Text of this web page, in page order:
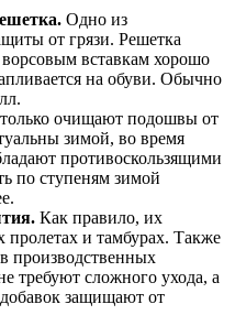
Одно из
от грязи. Решетка
вставкам хорошо
на обуви. Обычно
очищают подошвы от
зимой, во время
противоскользящими
по ступеням зимой
Как правило, их
и тамбурах. Также
производственных
требуют сложного ухода, а
защищают от